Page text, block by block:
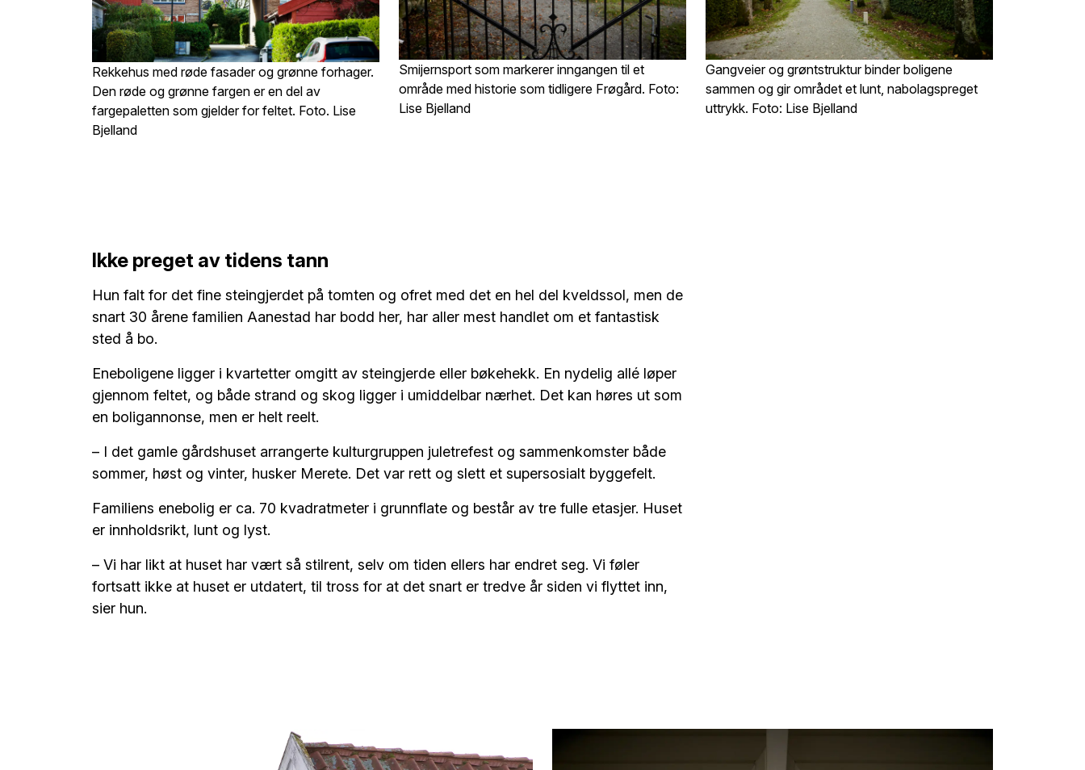
Rekkehus med røde fasader og grønne forhager.
Den røde og grønne fargen er en del av
fargepaletten som gjelder for feltet. Foto. Lise
Bjelland
Smijernsport som markerer inngangen til et
område med historie som tidligere Frøgård. Foto:
Lise Bjelland
Gangveier og grøntstruktur binder boligene
sammen og gir området et lunt, nabolagspreget
uttrykk. Foto: Lise Bjelland
Ikke preget av tidens tann
Hun falt for det fine steingjerdet på tomten og ofret med det en hel del kveldssol, men de
snart 30 årene familien Aanestad har bodd her, har aller mest handlet om et fantastisk
sted å bo.
Eneboligene ligger i kvartetter omgitt av steingjerde eller bøkehekk. En nydelig allé løper
gjennom feltet, og både strand og skog ligger i umiddelbar nærhet. Det kan høres ut som
en boligannonse, men er helt reelt.
– I det gamle gårdshuset arrangerte kulturgruppen juletrefest og sammenkomster både
sommer, høst og vinter, husker Merete. Det var rett og slett et supersosialt byggefelt.
Familiens enebolig er ca. 70 kvadratmeter i grunnflate og består av tre fulle etasjer. Huset
er innholdsrikt, lunt og lyst.
– Vi har likt at huset har vært så stilrent, selv om tiden ellers har endret seg. Vi føler
fortsatt ikke at huset er utdatert, til tross for at det snart er tredve år siden vi flyttet inn,
sier hun.